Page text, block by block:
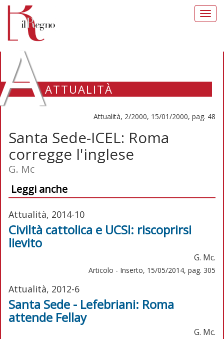
ATTUALITÀ
Attualità, 2/2000, 15/01/2000, pag. 48
Santa Sede-ICEL: Roma
corregge l'inglese
G. Mc
Leggi anche
Attualità, 2014-10
Civiltà cattolica e UCSI: riscoprirsi
lievito
G. Mc.
Articolo - Inserto, 15/05/2014, pag. 305
Attualità, 2012-6
Santa Sede - Lefebriani: Roma
attende Fellay
G. Mc.